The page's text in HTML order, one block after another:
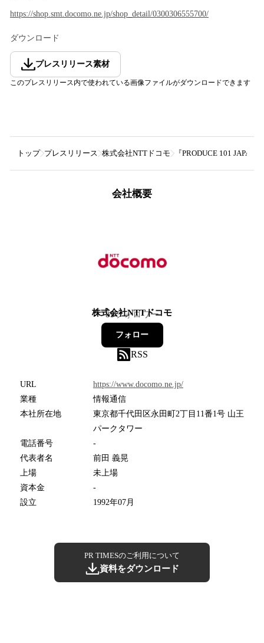
https://shop.smt.docomo.ne.jp/shop_detail/0300306555700/
ダウンロード
プレスリリース素材
このプレスリリース内で使われている画像ファイルがダウンロードできます
トップ プレスリリース 株式会社NTTドコモ 『PRODUCE 101
会社概要
株式会社NTTドコモ
89フォロワー
フォロー
RSS
URL
https://www.docomo.ne.jp/
業種
情報通信
本社所在地
東京都千代田区永田町2丁目11番1号 山王
パークタワー
電話番号
-
代表者名
前田 義晃
上場
未上場
資本金
-
設立
1992年07月
PR TIMESのご利用について
資料をダウンロード